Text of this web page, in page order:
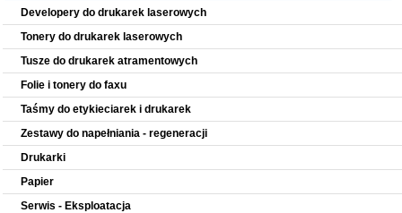
Developery do drukarek laserowych
Tonery do drukarek laserowych
Tusze do drukarek atramentowych
Folie i tonery do faxu
Taśmy do etykieciarek i drukarek
Zestawy do napełniania - regeneracji
Drukarki
Papier
Serwis - Eksploatacja